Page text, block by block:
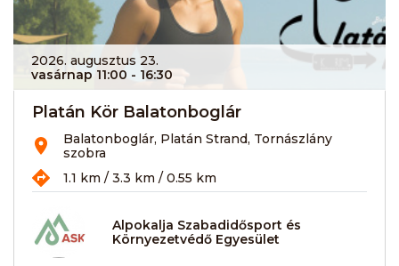
2026. augusztus 23.
vasárnap 11:00 - 16:30
Platán Kör Balatonboglár
Balatonboglár, Platán Strand, Tornászlány
szobra
1.1 km / 3.3 km / 0.55 km
Alpokalja Szabadidősport és
Környezetvédő Egyesület